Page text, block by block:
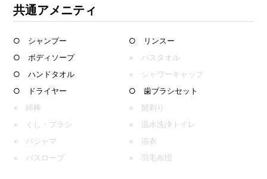
共通アメニティ
○ シャンプー
○ リンスー
○ ボディソープ
× バスタオル
○ ハンドタオル
× シャワーキャップ
○ ドライヤー
○ 歯ブラシセット
× 綿棒
× 髭剃り
× くし・ブラシ
× 温水洗浄トイレ
× パジャマ
× 浴衣
× バスローブ
× 羽毛布団